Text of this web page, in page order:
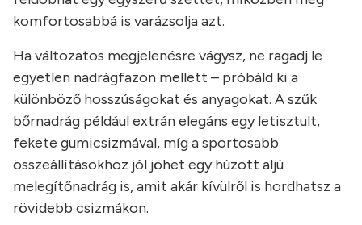
komfortosabbá is varázsolja azt.
Ha változatos megjelenésre vágysz, ne ragadj le
egyetlen nadrágfazon mellett – próbáld ki a
különböző hosszúságokat és anyagokat. A szűk
bőrnadrág például extrán elegáns egy letisztult,
fekete gumicsizmával, míg a sportosabb
összeállításokhoz jól jöhet egy húzott aljú
melegítőnadrág is, amit akár kívülről is hordhatsz a
rövidebb csizmákon.